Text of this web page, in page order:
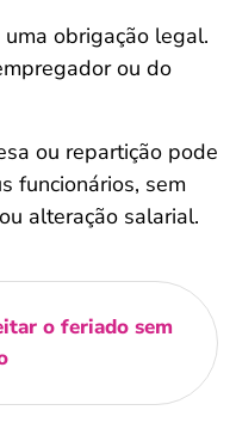
uma obrigação legal.
ou do
ou repartição pode
funcionários, sem
alteração salarial.
o feriado sem